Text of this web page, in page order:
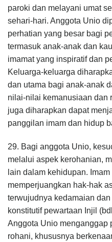
paroki dan melayani umat
sehari-hari. Anggota Unio
perhatian yang besar bagi
termasuk anak-anak dan
imamat yang inspiratif dan
Keluarga-keluarga
dan utama bagi anak-anak
nilai-nilai kemanusiaan dan
juga diharapkan dapat
panggilan imam dan hidup
29. Bagi anggota Unio,
melalui aspek kerohanian,
lain dalam kehidupan.
memperjuangkan hak-hak
terwujudnya kedamaian
konstitutif pewartaan Injil
Anggota Unio menganggap
rohani, khususnya